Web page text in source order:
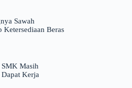
Sawah
Ketersediaan Beras
SMK Masih
Kerja